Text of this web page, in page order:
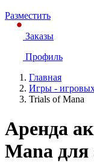
Разместить
Заказы
Профиль
Главная
Игры -
Trials of Mana
Аренда
Mana для